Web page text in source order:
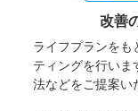
改善
ライフプランをも
ティングを行いま
法などをご提案い